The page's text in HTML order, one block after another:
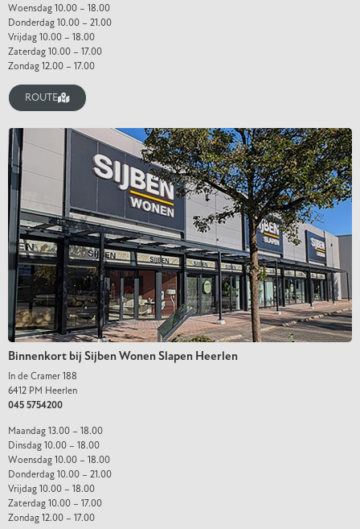
Woensdag 10.00 – 18.00
Donderdag 10.00 – 21.00
Vrijdag 10.00 – 18.00
Zaterdag 10.00 – 17.00
Zondag 12.00 – 17.00
ROUTE
Binnenkort bij Sijben Wonen Slapen Heerlen
In de Cramer 188
6412 PM Heerlen
045 5754200
Maandag 13.00 – 18.00
Dinsdag 10.00 – 18.00
Woensdag 10.00 – 18.00
Donderdag 10.00 – 21.00
Vrijdag 10.00 – 18.00
Zaterdag 10.00 – 17.00
Zondag 12.00 – 17.00